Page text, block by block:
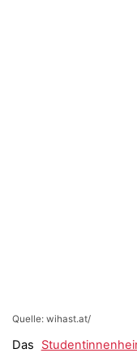
Quelle: wihast.at/
Das